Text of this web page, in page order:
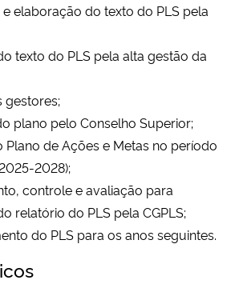
elaboração do texto do PLS pela
texto do PLS pela alta gestão da
gestores;
plano pelo Conselho Superior;
Plano de Ações e Metas no período
2028);
controle e avaliação para
relatório do PLS pela CGPLS;
do PLS para os anos seguintes.